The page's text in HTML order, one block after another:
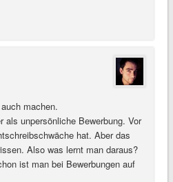
machen.
als unpersönliche Bewerbung. Vor
hat. Aber das
Also was lernt man daraus?
ist man bei Bewerbungen auf